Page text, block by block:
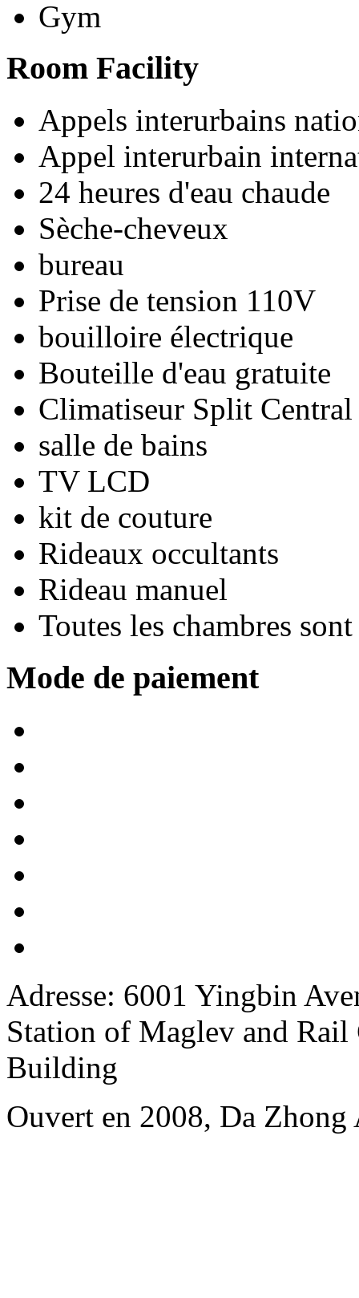
Gym
Room Facility
Appels interurbains
Appel interurbain
24 heures d'eau chaude
Sèche-cheveux
bureau
Prise de tension 110V
bouilloire électrique
Bouteille d'eau gratuite
Climatiseur Split
salle de bains
TV LCD
kit de couture
Rideaux occultants
Rideau manuel
Toutes les chambres
Mode de paiement
Adresse: 6001 Yingbin
Station of Maglev and
Building
Ouvert en 2008, Da